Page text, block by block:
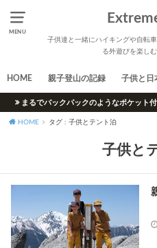
MENU
子供達と一緒にハイキングや自転
る外遊びを楽し
HOME 親子登山の記録 子供と日
まるでバックパックのようなポケット
HOME タグ : 子供とテント泊
子供と